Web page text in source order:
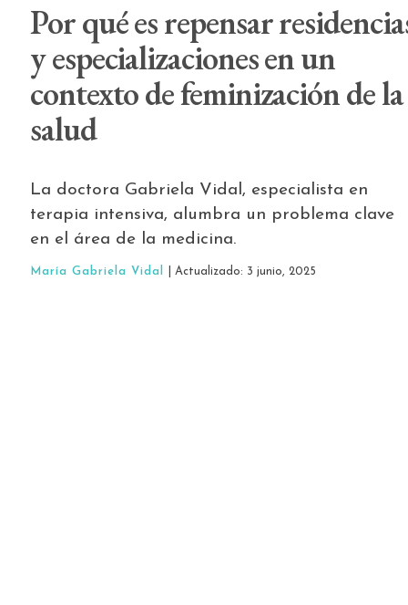
Por qué es repensar
y especializaciones en un
contexto de feminización de la
salud
La doctora Gabriela Vidal, especialista en
terapia intensiva, alumbra un problema clave
en el área de la medicina.
María Gabriela Vidal | Actualizado: 3 junio, 2025